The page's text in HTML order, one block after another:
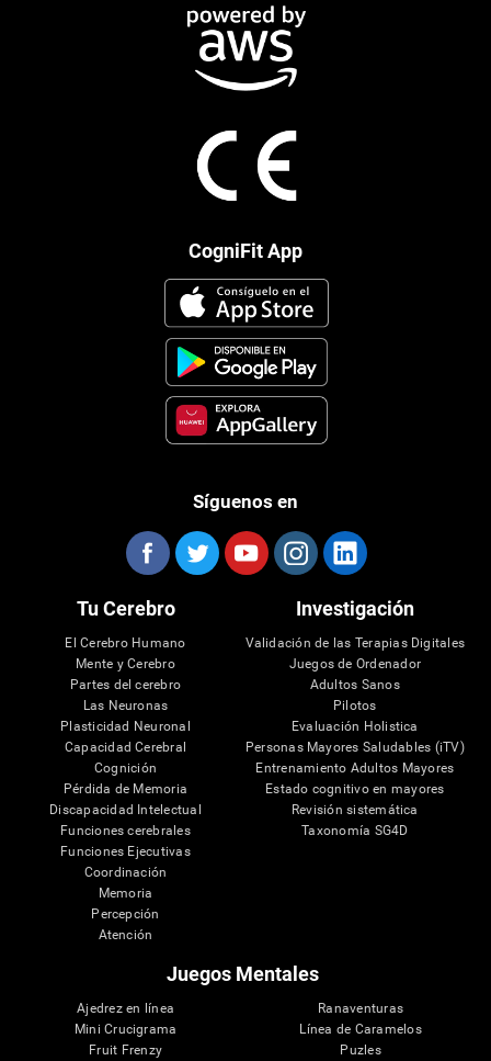
CogniFit App
Síguenos en
Tu Cerebro
El Cerebro Humano
Mente y Cerebro
Partes del cerebro
Las Neuronas
Plasticidad Neuronal
Capacidad Cerebral
Cognición
Pérdida de Memoria
Discapacidad Intelectual
Funciones cerebrales
Funciones Ejecutivas
Coordinación
Memoria
Percepción
Atención
Investigación
Validación de las Terapias Digitales
Juegos de Ordenador
Adultos Sanos
Pilotos
Evaluación Holistica
Personas Mayores Saludables (iTV)
Entrenamiento Adultos Mayores
Estado cognitivo en mayores
Revisión sistemática
Taxonomía SG4D
Juegos Mentales
Ajedrez en línea
Mini Crucigrama
Fruit Frenzy
Ranaventuras
Línea de Caramelos
Puzles